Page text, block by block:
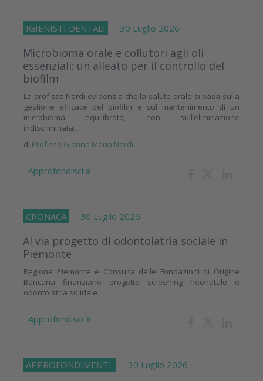
IGIENISTI DENTALI 30 Luglio 2026
Microbioma orale e collutori agli oli
essenziali: un alleato per il controllo del
biofilm
La prof.ssa Nardi evidenzia che la salute orale si basa sulla
gestione efficace del biofilm e sul mantenimento di un
microbioma equilibrato, non sull’eliminazione
indiscriminata...
di Prof.ssa Gianna Maria Nardi
Approfondisci
CRONACA 30 Luglio 2026
Al via progetto di odontoiatria sociale in
Piemonte
Regione Piemonte e Consulta delle Fondazioni di Origine
Bancaria finanziano progetto screening neonatale e
odontoiatria solidale
Approfondisci
APPROFONDIMENTI 30 Luglio 2026